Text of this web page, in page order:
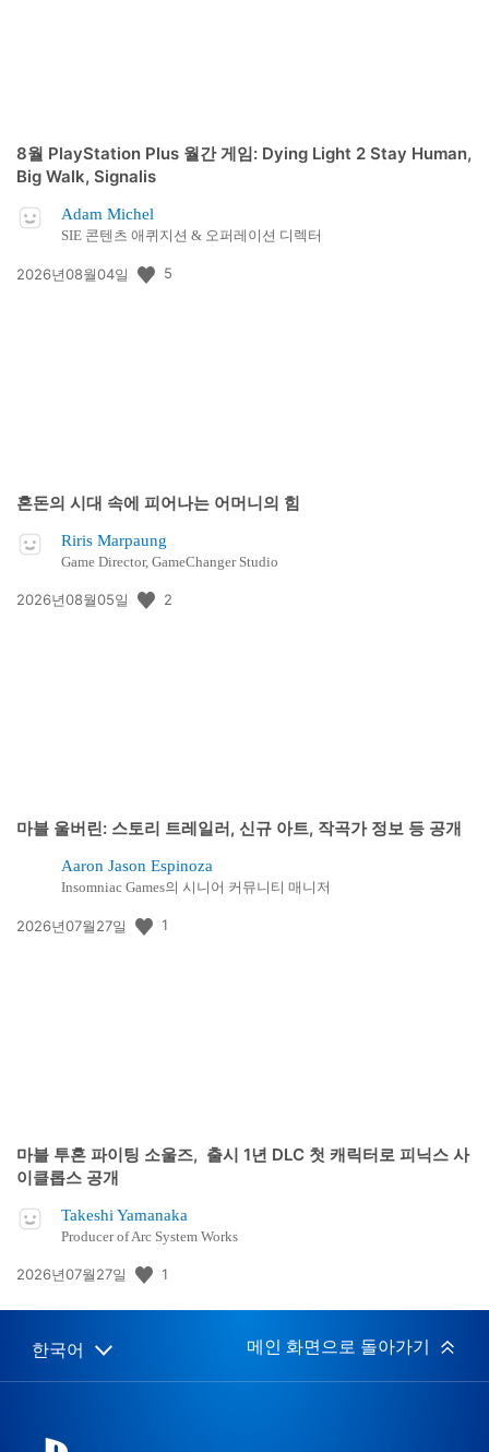
8월 PlayStation Plus 월간 게임: Dying Light 2 Stay Human,
Big Walk, Signalis
Adam Michel
SIE 콘텐츠 애퀴지션 & 오퍼레이션 디렉터
공
2026년08월04일 5
혼돈의 시대 속에 피어나는 어머니의 힘
Riris Marpaung
Game Director, GameChanger Studio
공
2026년08월05일 2
마블 울버린: 스토리 트레일러, 신규 아트, 작곡가 정보 등 공개
Aaron Jason Espinoza
Insomniac Games의 시니어 커뮤니티 매니저
공
2026년07월27일 1
마블 투혼 파이팅 소울즈, 출시 1년 DLC 첫 캐릭터로 피닉스 사
이클롭스 공개
Takeshi Yamanaka
Producer of Arc System Works
공
일:
2026년07월27일 1
Select
Current
한국어 메인 화면으로 돌아가기